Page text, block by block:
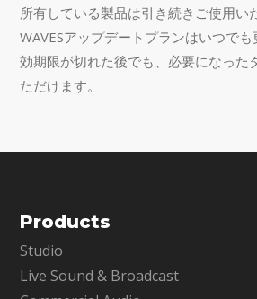
所有している製品は引き続きご使用
WAVESアップデートプランはいつで
効期限が切れた後でも、必要になった
ただけます。
Products
Studio
Live Sound & Broadcast